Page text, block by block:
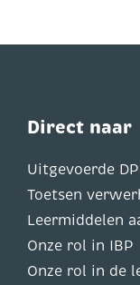
Direct naar
Uitgevoerde
Toetsen
Leermiddelen
Onze rol in IBP
Onze rol in de